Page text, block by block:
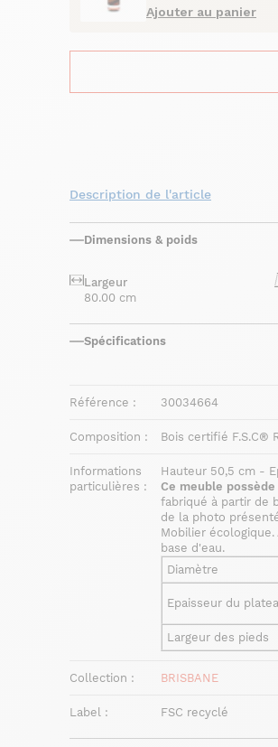
Ajouter au panier
Description de l'article
Dimensions & poids
Largeur
80.00 cm
Spécifications
Référence : 30034664
Composition : Bois certifié F.S.C®
Informations
particulières :
Hauteur 50,5 cm -
Ce meuble
fabriqué à partir de
de la photo
Mobilier
base d'eau.
Diamètre
Epaisseur du
Largeur des pieds
Collection : BRISBANE
Label : FSC recyclé